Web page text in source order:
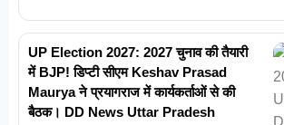
UP Election 2027: 2027 चुनाव की तैयारी
में BJP! डिप्टी सीएम Keshav Prasad
Maurya ने प्रयागराज में कार्यकर्ताओं से की
बैठक। DD News Uttar Pradesh